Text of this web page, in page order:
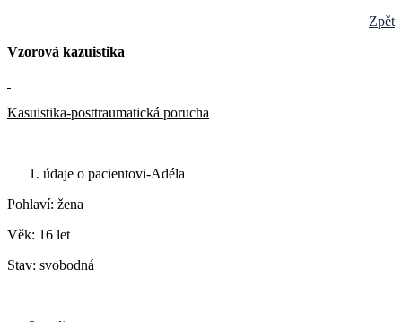
Zpět
Vzorová kazuistika
Kasuistika-posttraumatická porucha
údaje o pacientovi-Adéla
Pohlaví: žena
Věk: 16 let
Stav: svobodná